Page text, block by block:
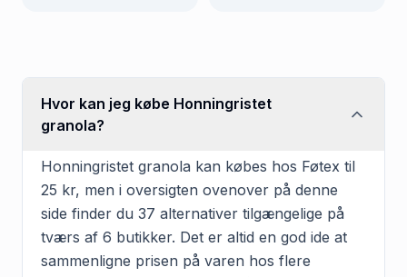
Hvor kan jeg købe Honningristet
granola?
Honningristet granola kan købes hos Føtex til
25 kr, men i oversigten ovenover på denne
side finder du 37 alternativer tilgængelige på
tværs af 6 butikker. Det er altid en god ide at
sammenligne prisen på varen hos flere